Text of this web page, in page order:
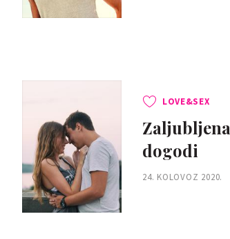
LOVE&SEX
dogodi
24. KOLOVOZ 2020.